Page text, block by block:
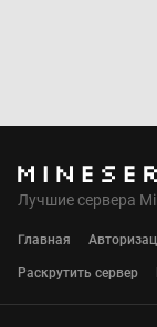
Лучшие сервера
Главная
Раскрутить сервер